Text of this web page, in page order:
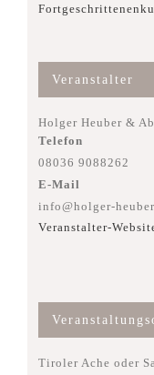
Veranstalter
Holger Heuber &
Telefon
08036 9088262
E-Mail
info@holger-
Veranstalter-
Tiroler Ache oder